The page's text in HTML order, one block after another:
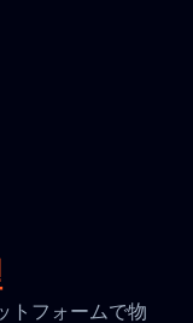
トフォームで物